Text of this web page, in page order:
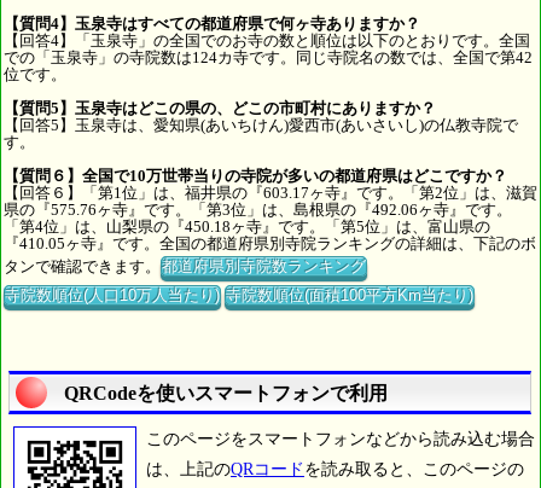
【質問4】玉泉寺はすべての都道府県で何ヶ寺ありますか？
【回答4】「玉泉寺」の全国でのお寺の数と順位は以下のとおりです。全国
での「玉泉寺」の寺院数は124カ寺です。同じ寺院名の数では、全国で第42
位です。
【質問5】玉泉寺はどこの県の、どこの市町村にありますか？
【回答5】玉泉寺は、愛知県(あいちけん)愛西市(あいさいし)の仏教寺院で
す。
【質問６】全国で10万世帯当りの寺院が多いの都道府県はどこですか？
【回答６】「第1位」は、福井県の『603.17ヶ寺』です。「第2位」は、滋賀
県の『575.76ヶ寺』です。「第3位」は、島根県の『492.06ヶ寺』です。
「第4位」は、山梨県の『450.18ヶ寺』です。「第5位」は、富山県の
『410.05ヶ寺』です。全国の都道府県別寺院ランキングの詳細は、下記のボ
タンで確認できます。都道府県別寺院数ランキング
寺院数順位(人口10万人当たり) 寺院数順位(面積100平方Km当たり)
QRCodeを使いスマートフォンで利用
このページをスマートフォンなどから読み込む場合
は、上記のQRコード を読み取ると、このページの